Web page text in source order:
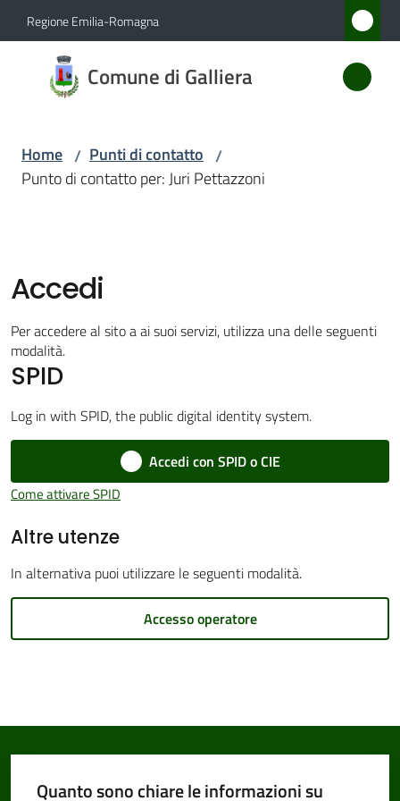
Vai al contenuto
Vai alla navigazione
Vai al footer
Regione Emilia-Romagna
Comune di Galliera
Comune
di
Servizi
Vivere
Galliera
Amministrazione
Tutti
Home / Punti di contatto /
Punto di contatto per: Juri Pettazzoni
Accedi
Per accedere al sito a ai suoi servizi, utilizza una delle seguenti
modalità.
SPID
Log in with SPID, the public digital identity system.
Accedi con SPID o CIE
Come attivare SPID
Altre utenze
In alternativa puoi utilizzare le seguenti modalità.
Accesso operatore
Quanto sono chiare le informazioni su